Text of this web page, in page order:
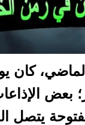
كان
أكتوبر؛ بعض
يتصل